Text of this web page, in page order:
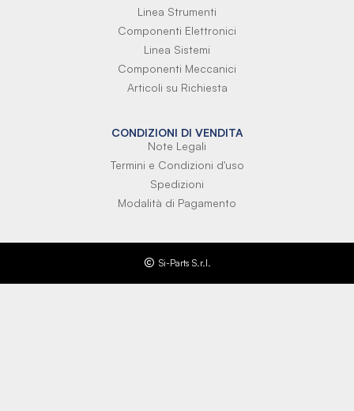
Linea Strumenti
Componenti Elettronici
Linea Sistemi
Componenti Meccanici
Articoli su Richiesta
CONDIZIONI DI VENDITA
Note Legali
Termini e Condizioni d'uso
Spedizioni
Modalità di Pagamento
Si-Parts S.r.l.